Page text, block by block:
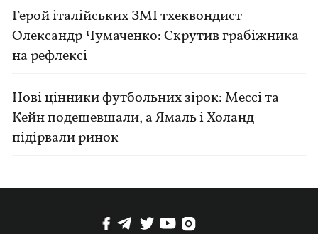
Герой італійських ЗМІ тхеквондист
Олександр Чумаченко: Скрутив грабіжника
на рефлексі
Нові цінники футбольних зірок: Мессі та
Кейн подешевшали, а Ямаль і Холанд
підірвали ринок